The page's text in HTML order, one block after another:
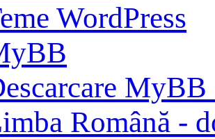
WordPress
MyBB
Română -